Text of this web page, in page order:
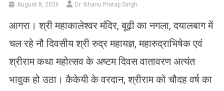
August 8, 2026 Dr. Bhanu Pratap Singh
आगरा। श्री महाकालेश्वर मंदिर, बूढ़ी का नगला, दयालबाग में
चल रहे नौ दिवसीय श्री रुद्र महायज्ञ, महारुद्राभिषेक एवं
श्रीराम कथा महोत्सव के अष्टम दिवस वातावरण अत्यंत
भावुक हो उठा। कैकेयी के वरदान, श्रीराम को चौदह वर्ष का